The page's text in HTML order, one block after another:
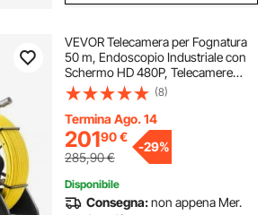
VEVOR Telecamera per Fognatura
50 m, Endoscopio Industriale con
Schermo HD 480P, Telecamere
Idrauliche a Serpente Impermeabili
IP68 con 6 LED e Scheda da 16 GB
per Tubi di Condotta Fognaria
(8)
Termina Ago. 14
20190€
285,90€
-29%
Disponibile
Consegna:non appena Mer.